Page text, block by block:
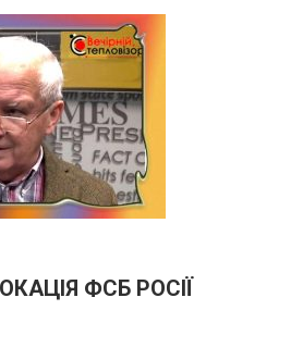
ФСБ РОСІЇ